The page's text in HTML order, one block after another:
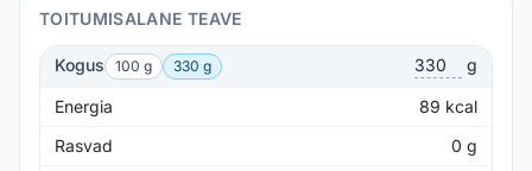
TOITUMISALANE TEAVE
Kogus 100 g 330 g g
Energia 89 kcal
Rasvad
0 g